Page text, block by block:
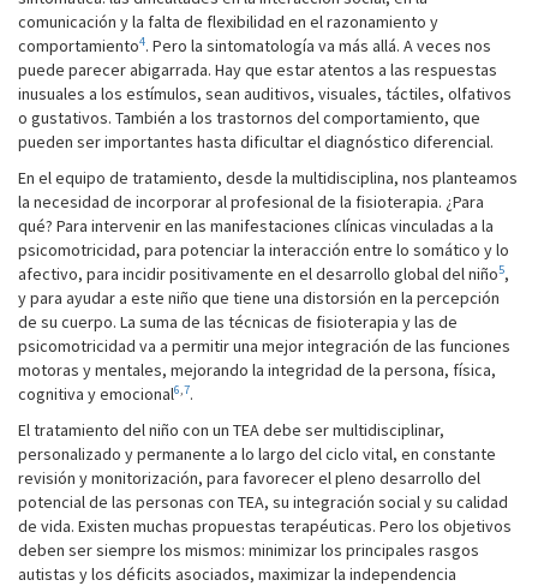
comunicación y la falta de flexibilidad en el razonamiento y
comportamiento4. Pero la sintomatología va más allá. A veces nos
puede parecer abigarrada. Hay que estar atentos a las respuestas
inusuales a los estímulos, sean auditivos, visuales, táctiles, olfativos
o gustativos. También a los trastornos del comportamiento, que
pueden ser importantes hasta dificultar el diagnóstico diferencial.
En el equipo de tratamiento, desde la multidisciplina, nos planteamos
la necesidad de incorporar al profesional de la fisioterapia. ¿Para
qué? Para intervenir en las manifestaciones clínicas vinculadas a la
psicomotricidad, para potenciar la interacción entre lo somático y lo
afectivo, para incidir positivamente en el desarrollo global del niño5,
y para ayudar a este niño que tiene una distorsión en la percepción
de su cuerpo. La suma de las técnicas de fisioterapia y las de
psicomotricidad va a permitir una mejor integración de las funciones
motoras y mentales, mejorando la integridad de la persona, física,
cognitiva y emocional6,7.
El tratamiento del niño con un TEA debe ser multidisciplinar,
personalizado y permanente a lo largo del ciclo vital, en constante
revisión y monitorización, para favorecer el pleno desarrollo del
potencial de las personas con TEA, su integración social y su calidad
de vida. Existen muchas propuestas terapéuticas. Pero los objetivos
deben ser siempre los mismos: minimizar los principales rasgos
autistas y los déficits asociados, maximizar la independencia